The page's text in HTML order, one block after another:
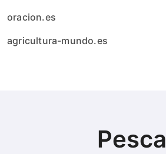
oracion.es
agricultura-mundo.es
Pesca